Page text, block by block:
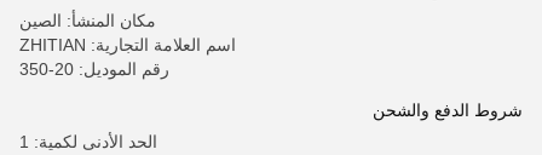
مكان المنشأ: الصين
اسم العلامة التجارية: ZHITIAN
رقم الموديل: 20-350
شروط الدفع والشحن
الحد الأدنى لكمية: 1